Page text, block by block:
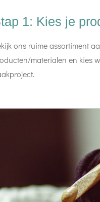
1: Kies je
ons ruime assortiment
materialen en kies